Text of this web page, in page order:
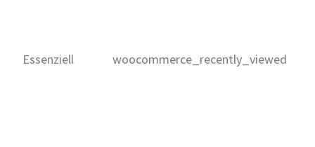
Essenziell woocommerce_recently_viewed